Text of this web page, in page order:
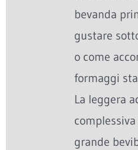
bevanda
gustare
o come
formaggi
La leggera
grande